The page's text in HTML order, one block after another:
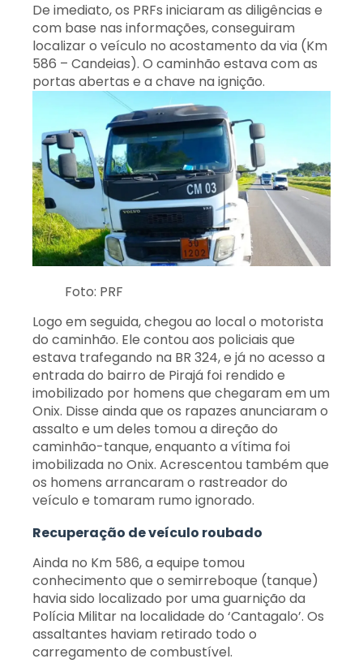
De imediato, os PRFs iniciaram as diligências e
com base nas informações, conseguiram
localizar o veículo no acostamento da via (Km
586 – Candeias). O caminhão estava com as
portas abertas e a chave na ignição.
Foto: PRF
Logo em seguida, chegou ao local o motorista
do caminhão. Ele contou aos policiais que
estava trafegando na BR 324, e já no acesso a
entrada do bairro de Pirajá foi rendido e
imobilizado por homens que chegaram em um
Onix. Disse ainda que os rapazes anunciaram o
assalto e um deles tomou a direção do
caminhão-tanque, enquanto a vítima foi
imobilizada no Onix. Acrescentou também que
os homens arrancaram o rastreador do
veículo e tomaram rumo ignorado.
Recuperação de veículo roubado
Ainda no Km 586, a equipe tomou
conhecimento que o semirreboque (tanque)
havia sido localizado por uma guarnição da
Polícia Militar na localidade do ‘Cantagalo’. Os
assaltantes haviam retirado todo o
carregamento de combustível.